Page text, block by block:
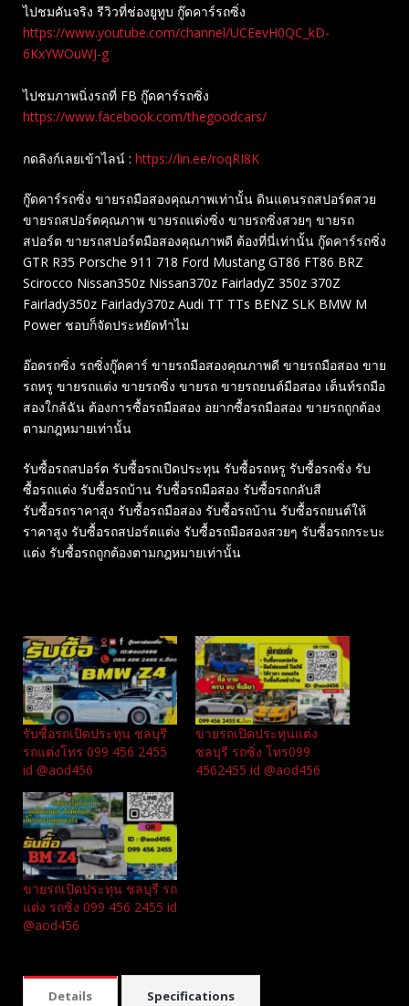
ไปชมคันจริง รีวิวที่ช่องยู​ทูบ​ กู๊ดคาร์รถซิ่ง
https://www.youtube.com/channel/UCEevH0QC_kD-
6KxYWOuWJ-g
ไปชมภาพนิ่งรถที่ FB กู๊ดคาร์รถซิ่ง
https://www.facebook.com/thegoodcars/
กดลิงก์เลยเข้าไลน์ : https://lin.ee/roqRI8K
กู๊ดคาร์รถซิ่ง ขายรถมือสองคุณภาพเท่านั้น ดินแดนรถสปอร์ตสวย
ขายรถสปอร์ตคุณภาพ ขายรถแต่งซิ่ง ขายรถซิ่งสวยๆ ขายรถ
สปอร์ต ขายรถสปอร์ตมือสองคุณภาพดี ต้องที่นี่เท่านั้น กู๊ดคาร์รถซิ่ง
GTR R35 Porsche 911 718 Ford Mustang GT86 FT86 BRZ
Scirocco Nissan350z Nissan370z FairladyZ 350z 370Z
Fairlady350z Fairlady370z Audi TT TTs BENZ SLK BMW M
Power ชอบก็จัดประหยัดทำไม
อ๊อดรถซิ่ง รถซิ่งกู๊ดคาร์ ขายรถมือสองคุณภาพดี ขายรถมือสอง ขาย
รถหรู ขายรถแต่ง ขายรถซิ่ง ขายรถ ขายรถยนต์มือสอง เต็นท์รถมือ
สองใกล้ฉัน ต้องการซื้อรถมือสอง อยากซื้อรถมือสอง ขายรถถูกต้อง
ตามกฎหมายเท่านั้น
รับซื้อรถสปอร์ต รับซื้อรถเปิดประทุน รับซื้อรถหรู รับซื้อรถซิ่ง รับ
ซื้อรถแต่ง รับซื้อรถบ้าน รับซื้อรถมือสอง รับซื้อรถกลับสี
รับซื้อรถราคาสูง รับซื้อรถมือสอง รับซื้อรถบ้าน รับซื้อรถยนต์ให้
ราคาสูง รับซื้อรถสปอร์ตแต่ง รับซื้อรถมือสองสวยๆ รับซื้อรถกระบะ
แต่ง รับซื้อรถถูกต้องตามกฎหมายเท่านั้น
รับซื้อรถเปิดประทุน ชลบุรี
รถแต่งโทร 099 456 2455
id @aod456
ขายรถเปิดประทุนแต่ง
ชลบุรี รถซิ่ง โทร099
4562455 id @aod456
ขายรถเปิดประทุน ชลบุรี รถ
แต่ง รถซิ่ง 099 456 2455 id
@aod456
Details Specifications